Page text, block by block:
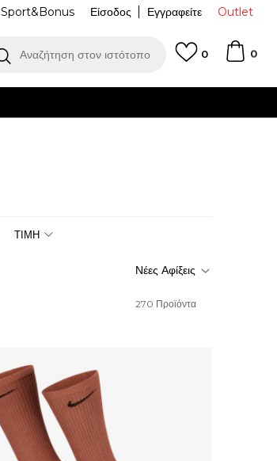
Outlet
Είσοδος Εγγραφείτε
Sport&Bonus
Αναζήτηση στον ιστότοπο 0
0
ΤΙΜΗ
270 Προϊόντα